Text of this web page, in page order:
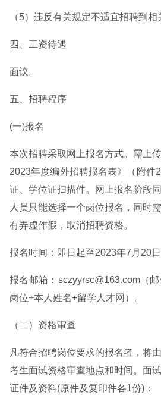
（5）违反有关规定不适宜招聘到相
四、工资待遇
面议。
五、招聘程序
(一)报名
本次招聘采取网上报名方式。需上
2023年度编外招聘报名表》（附件
证、学位证扫描件。网上报名阶段
人员只能选择一个岗位报名，同时
有弄虚作假，取消招聘资格。
报名时间：即日起至2023年7月20日
报名邮箱：sczyyrsc@163.com（
岗位+本人姓名+留学人才网）。
（二）资格审查
凡符合招聘岗位要求的报名者，将
考生面试资格审查地点和时间。面
证件及资料(原件及复印件各1份)：